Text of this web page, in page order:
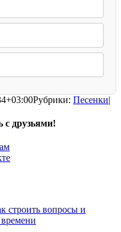
Рубрики: Песенки|
с друзьями!
строить вопросы и